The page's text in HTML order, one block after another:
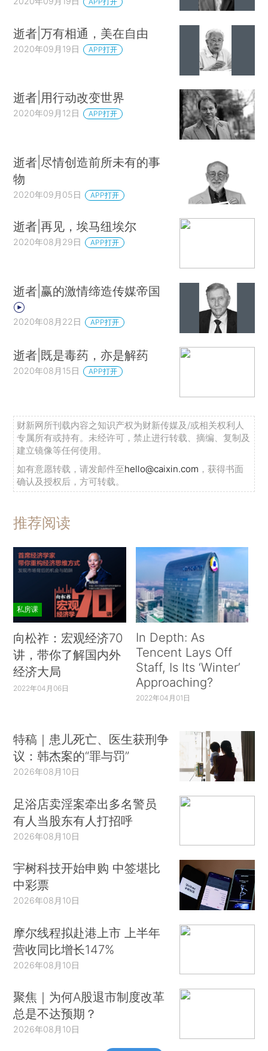
逝者|万有相通，美在自由
2020年09月19日 APP打开
逝者|用行动改变世界
2020年09月12日 APP打开
逝者|尽情创造前所未有的事
物
2020年09月05日 APP打开
逝者|再见，埃马纽埃尔
2020年08月29日 APP打开
逝者|赢的激情缔造传媒帝国
2020年08月22日 APP打开
逝者|既是毒药，亦是解药
2020年08月15日 APP打开
财新网所刊载内容之知识产权为财新传媒及/或相关权利人
专属所有或持有。未经许可，禁止进行转载、摘编、复制及
建立镜像等任何使用。
如有意愿转载，请发邮件至hello@caixin.com ，获得书面
确认及授权后，方可转载。
推荐阅读
私房课
向松祚：宏观经济70
讲，带你了解国内外
经济大局
2022年04月06日
In Depth: As
Tencent Lays Off
Staff, Is Its ‘Winter’
Approaching?
2022年04月01日
特稿｜患儿死亡、医生获刑争
议：韩杰案的“罪与罚”
2026年08月10日
足浴店卖淫案牵出多名警员
有人当股东有人打招呼
2026年08月10日
宇树科技开始申购 中签堪比
中彩票
2026年08月10日
摩尔线程拟赴港上市 上半年
营收同比增长147%
2026年08月10日
聚焦｜为何A股退市制度改革
总是不达预期？
2026年08月10日